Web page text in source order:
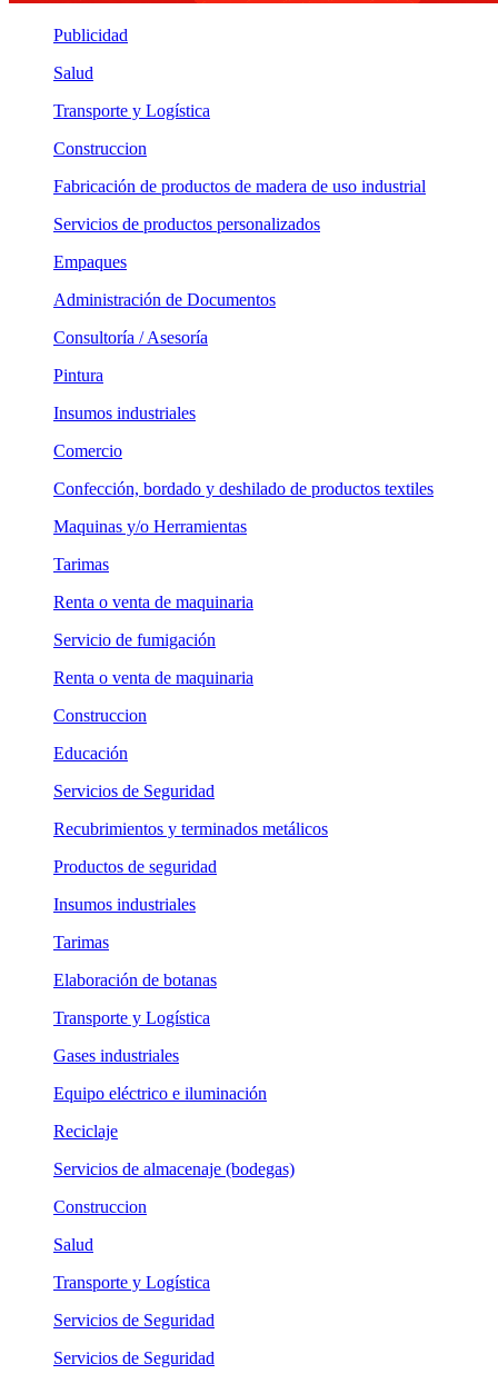
Publicidad
Salud
Transporte y Logística
Construccion
Fabricación de productos de madera de uso industrial
Servicios de productos personalizados
Empaques
Administración de Documentos
Consultoría / Asesoría
Pintura
Insumos industriales
Comercio
Confección, bordado y deshilado de productos textiles
Maquinas y/o Herramientas
Tarimas
Renta o venta de maquinaria
Servicio de fumigación
Renta o venta de maquinaria
Construccion
Educación
Servicios de Seguridad
Recubrimientos y terminados metálicos
Productos de seguridad
Insumos industriales
Tarimas
Elaboración de botanas
Transporte y Logística
Gases industriales
Equipo eléctrico e iluminación
Reciclaje
Servicios de almacenaje (bodegas)
Construccion
Salud
Transporte y Logística
Servicios de Seguridad
Servicios de Seguridad